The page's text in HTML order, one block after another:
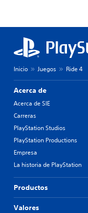
Inicio Juegos Ride 4
Acerca de
Acerca de SIE
Carreras
PlayStation Studios
PlayStation Productions
Empresa
La historia de PlayStation
Productos
Valores